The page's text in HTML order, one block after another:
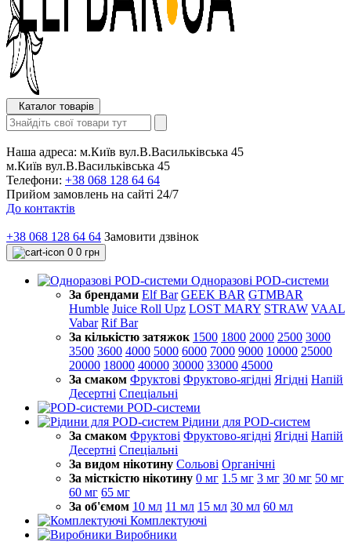
Каталог товарів
Наша адреса: м.Київ вул.В.Васильківська 45
м.Київ вул.В.Васильківська 45
Телефони: +38 068 128 64 64
Прийом замовлень на сайті 24/7
До контактів
+38 068 128 64 64 Замовити дзвінок
0 0 грн
Одноразові POD-системи
За брендами Elf Bar GEEK BAR GTMBAR
Humble Juice Roll Upz LOST MARY STRAW VAAL
Vabar Rif Bar
За кількістю затяжок 1500 1800 2000 2500 3000
3500 3600 4000 5000 6000 7000 9000 10000 25000
20000 18000 40000 30000 33000 45000
За смаком Фруктові Фруктово-ягідні Ягідні Напій
Десертні Спеціальні
POD-системи
Рідини для POD-систем
За смаком Фруктові Фруктово-ягідні Ягідні Напій
Десертні Спеціальні
За видом нікотину Сольові Органічні
За місткістю нікотину 0 мг 1.5 мг 3 мг 30 мг 50 мг
60 мг 65 мг
За об'ємом 10 мл 11 мл 15 мл 30 мл 60 мл
Комплектуючі
Виробники